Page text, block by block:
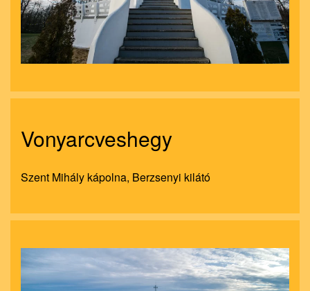
Vonyarcveshegy
Szent Mihály kápolna, Berzsenyi kilátó